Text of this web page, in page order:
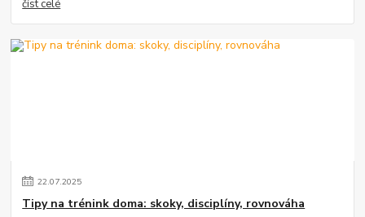
číst celé
22.07.2025
Tipy na trénink doma: skoky, disciplíny, rovnováha